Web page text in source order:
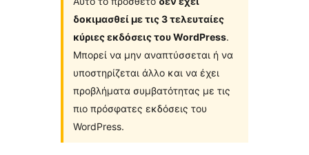
δοκιμασθεί με τις 3 τελευταίες
κύριες εκδόσεις του WordPress.
Μπορεί να μην αναπτύσσεται ή να
υποστηρίζεται άλλο και να έχει
προβλήματα συμβατότητας με τις
πιο πρόσφατες εκδόσεις του
WordPress.